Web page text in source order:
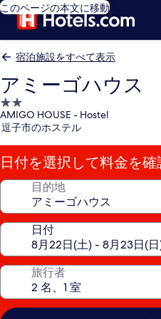
このページの本文に移動
宿泊施設をすべて表示
アミーゴハウス
2.0
つ
星
宿
泊
施
AMIGO HOUSE - Hostel
逗子市のホステル
日付を選択して料金を確
目的地
日付
旅行者